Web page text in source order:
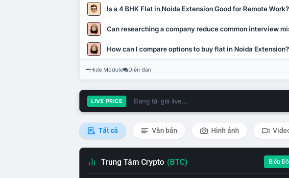
Is a 4 BHK Flat in Noida Extension Good for Remote Work?
Can researching a company reduce common interview
How can I compare options to buy flat in Noida Extension?
Hide Module Diễn đàn
LIVE PRICE Đang tải giá live...
Tất cả Văn bản Hình ảnh
Trung Tâm Crypto (BTC) Biểu